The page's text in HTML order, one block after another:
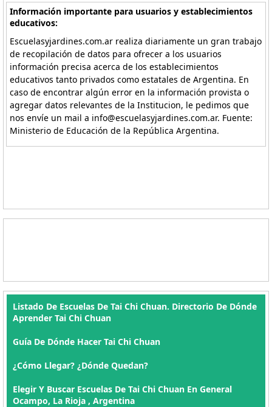
Información importante para usuarios y establecimientos
educativos:
Escuelasyjardines.com.ar realiza diariamente un gran trabajo
de recopilación de datos para ofrecer a los usuarios
información precisa acerca de los establecimientos
educativos tanto privados como estatales de Argentina. En
caso de encontrar algún error en la información provista o
agregar datos relevantes de la Institucion, le pedimos que
nos envíe un mail a info@escuelasyjardines.com.ar. Fuente:
Ministerio de Educación de la República Argentina.
Listado De Escuelas De Tai Chi Chuan. Directorio De Dónde
Aprender Tai Chi Chuan
Guía De Dónde Hacer Tai Chi Chuan
¿Cómo Llegar? ¿Dónde Quedan?
Elegir Y Buscar Escuelas De Tai Chi Chuan En General
Ocampo, La Rioja , Argentina